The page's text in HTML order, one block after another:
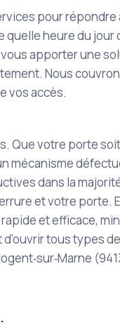
pour
quelle heure du jour
apporter une
Nous
vos accès.
Que votre porte
mécanisme
dans la
et votre porte.
et efficace,
tous types